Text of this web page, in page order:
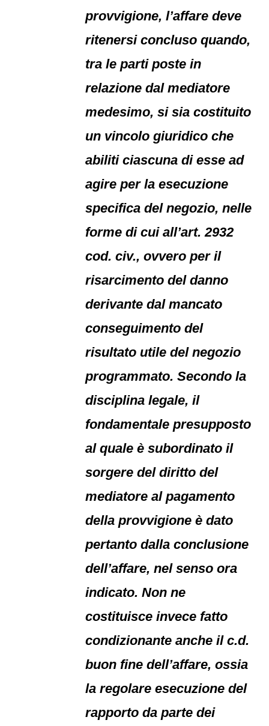
provvigione, l’affare deve
ritenersi concluso quando,
tra le parti poste in
relazione dal mediatore
medesimo, si sia costituito
un vincolo giuridico che
abiliti ciascuna di esse ad
agire per la esecuzione
specifica del negozio, nelle
forme di cui all’art. 2932
cod. civ., ovvero per il
risarcimento del danno
derivante dal mancato
conseguimento del
risultato utile del negozio
programmato. Secondo la
disciplina legale, il
fondamentale presupposto
al quale è subordinato il
sorgere del diritto del
mediatore al pagamento
della provvigione è dato
pertanto dalla conclusione
dell’affare, nel senso ora
indicato. Non ne
costituisce invece fatto
condizionante anche il c.d.
buon fine dell’affare, ossia
la regolare esecuzione del
rapporto da parte dei